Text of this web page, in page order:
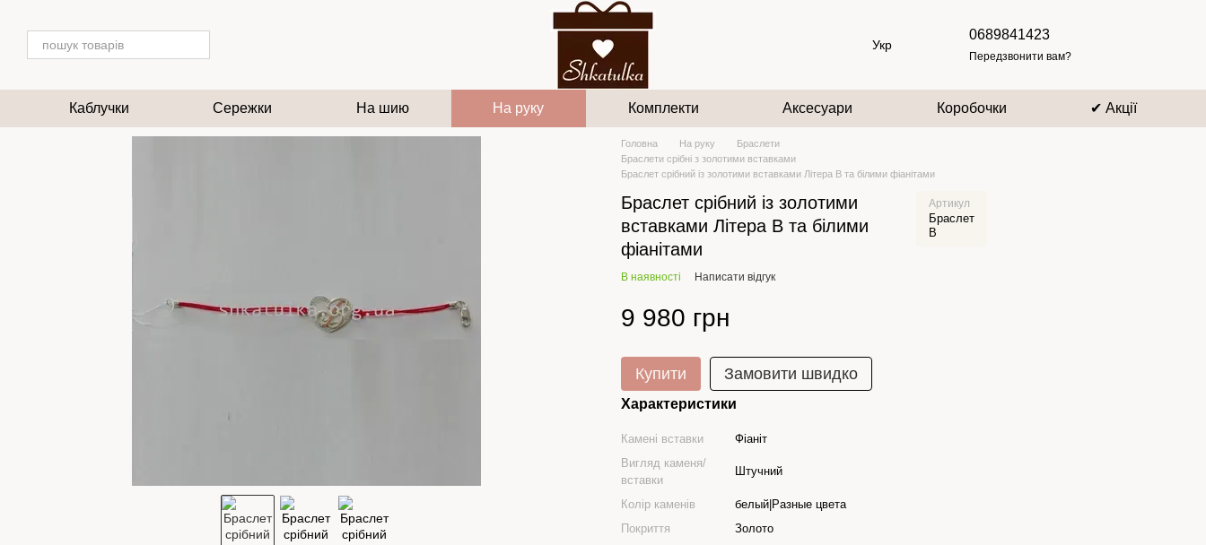
Укр
0689841423
Передзвонити вам?
Каблучки Сережки На шию На руку Комплекти Аксесуари Коробочки ✔ Акції
Головна На руку
Браслети
Браслети срібні з золотими вставками
Браслет срібний із золотими вставками Літера В та білими фіанітами
Браслет срібний із золотими
вставками Літера В та білими
фіанітами
Артикул
Браслет
В
В наявності Написати відгук
9 980 грн
Купити Замовити швидко
Характеристики
Камені вставки
Фіаніт
Вигляд каменя/
вставки
Штучний
Колір каменів
белый|Разные цвета
Покриття
Золото